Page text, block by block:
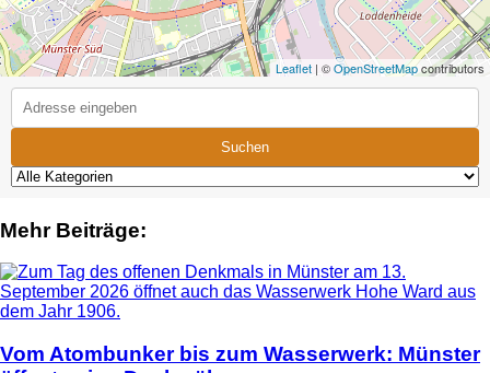
Leaflet | ©OpenStreetMapcontributors
Suchen
Mehr Beiträge:
Vom Atombunker bis zum Wasserwerk: Münster